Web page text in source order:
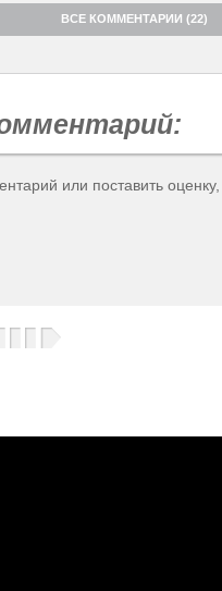
ВСЕ КОММЕНТАРИИ (22)
или поставить